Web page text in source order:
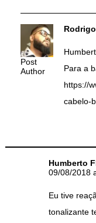
Post
Author
Rodrigo
Para a
https://
cabelo-
Humberto
09/08/2018
Eu tive
tonalizante